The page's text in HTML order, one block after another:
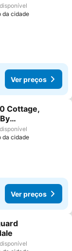
da cidade
Ver preços
favoritos
Cottage,
da cidade
Ver preços
favoritos